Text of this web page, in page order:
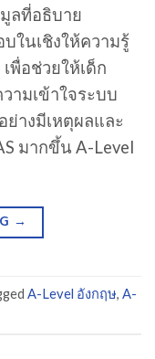
ลที่อธิบาย
ในเชิงให้ความรู้
พื่อช่วยให้เด็ก
ามเข้าใจระบบ
ย่างมีเหตุผลและ
มากขึ้น A-Level
→
A-Level อังกฤษ, A-